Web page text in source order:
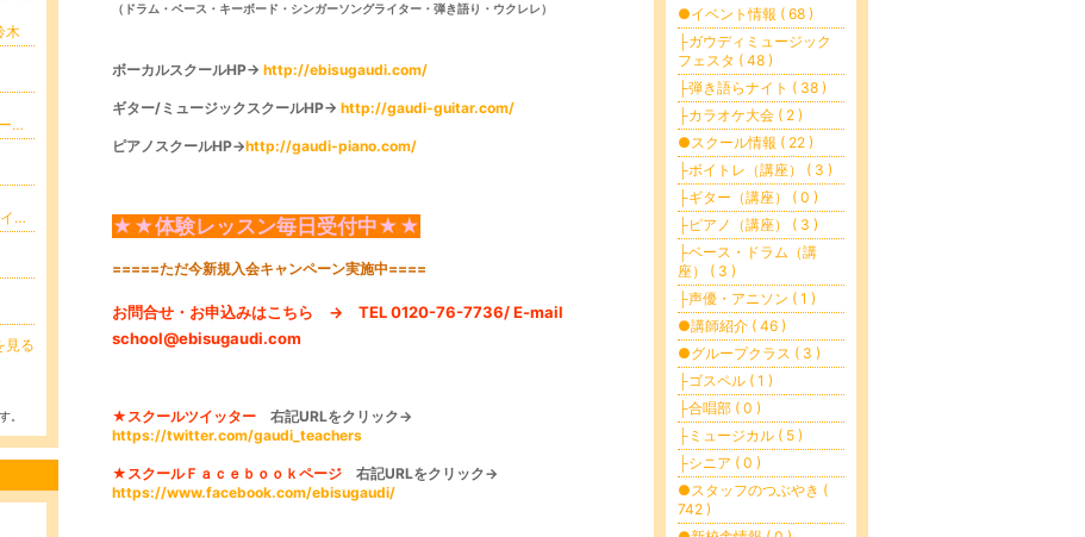
（ドラム・ベース・キーボード・シンガーソングライター・弾き語り・ウクレレ）
ボーカルスクールHP→ http://ebisugaudi.com/
ギター/ミュージックスクールHP→ http://gaudi-guitar.com/
ピアノスクールHP→http://gaudi-piano.com/
★★体験レッスン毎日受付中★★
=====ただ今新規入会キャンペーン実施中====
お問合せ・お申込みはこちら → TEL 0120-76-7736/E-mail
school@ebisugaudi.com
★スクールツイッター
右記URLをクリック→
https://twitter.com/gaudi_teachers
★スクールＦａｃｅｂｏｏｋページ
右記URLをクリック→
https://www.facebook.com/ebisugaudi/
木
【即戦力宣言】PPCアフィリ初心者のフリーターが今日から３ヵ月で１９万円の副収入を当たり前にするために今読むべき先進メソッド２５
消費者金融 返済【返済シュミレーションガイド】
見る
。
●イベント情報 ( 68 )
├ガウディミュージック
フェスタ ( 48 )
├弾き語らナイト ( 38 )
├カラオケ大会 ( 2 )
●スクール情報 ( 22 )
├ボイトレ（講座） ( 3 )
├ギター（講座） ( 0 )
├ピアノ（講座） ( 3 )
├ベース・ドラム（講
座） ( 3 )
├声優・アニソン ( 1 )
●講師紹介 ( 46 )
●グループクラス ( 3 )
├ゴスペル ( 1 )
├合唱部 ( 0 )
├ミュージカル ( 5 )
├シニア ( 0 )
●スタッフのつぶやき (
742 )